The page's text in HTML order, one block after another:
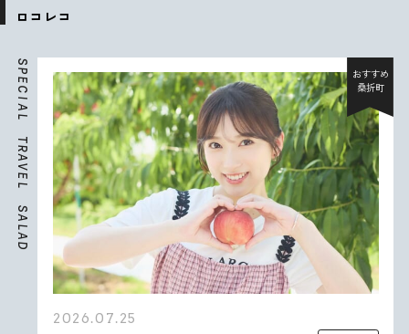
ロコレコ
S
P
E
C
I
A
L
T
R
A
V
E
L
S
A
L
A
D
おすすめ
桑折町
2026.07.25